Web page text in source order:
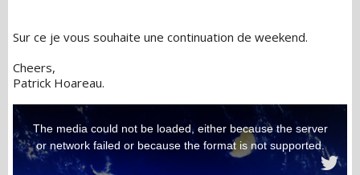
Sur ce je vous souhaite une continuation de weekend.
Cheers,
Patrick Hoareau.